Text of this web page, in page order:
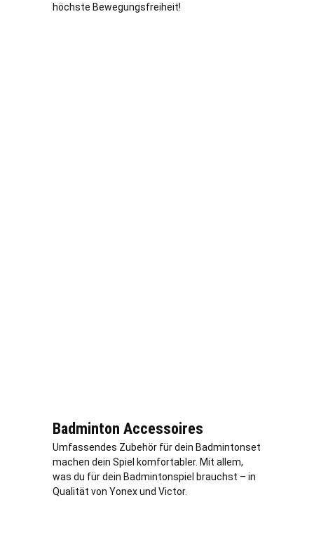
höchste Bewegungsfreiheit!
Badminton Accessoires
Umfassendes Zubehör für dein Badmintonset
machen dein Spiel komfortabler. Mit allem,
was du für dein Badmintonspiel brauchst – in
Qualität von Yonex und Victor.